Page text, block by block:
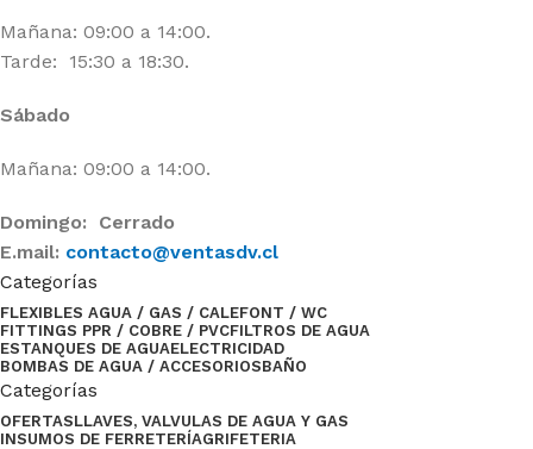
Mañana: 09:00 a 14:00.
Tarde: 15:30 a 18:30.
Sábado
Mañana: 09:00 a 14:00.
Domingo: Cerrado
E.mail: contacto@ventasdv.cl
Categorías
FLEXIBLES AGUA / GAS / CALEFONT / WC
FITTINGS PPR / COBRE / PVCFILTROS DE AGUA
ESTANQUES DE AGUAELECTRICIDAD
BOMBAS DE AGUA / ACCESORIOSBAÑO
Categorías
OFERTASLLAVES, VALVULAS DE AGUA Y GAS
INSUMOS DE FERRETERÍAGRIFETERIA